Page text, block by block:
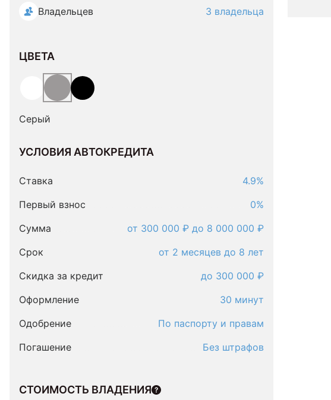
Владельцев 3 владельца
ЦВЕТА
Серый
УСЛОВИЯ АВТОКРЕДИТА
Ставка
4.9%
Первый взнос
0%
Сумма
от 300 000 ₽ до 8 000 000 ₽
Срок
от 2 месяцев до 8 лет
Скидка за кредит
до 300 000 ₽
Оформление
30 минут
Одобрение
По паспорту и правам
Погашение
Без штрафов
СТОИМОСТЬ ВЛАДЕНИЯ